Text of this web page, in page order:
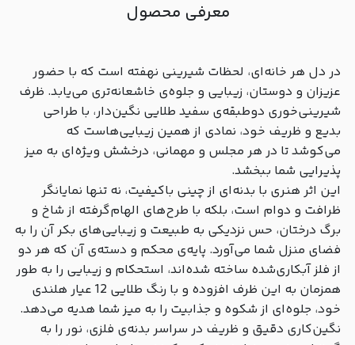
معرفی محصول
در دل هر خانه‌ای، لحظات شیرینی نهفته است که با حضور
عزیزان و دوستان، زیبایی و جلوه‌ی خاشعانه‌تری می‌یابد. ظرف
شیرینی‌خوری دوطبقه‌ی سفید طلایی نگین‌دار، با طراحی
بدیع و ظریف خود، نمادی از همین زیبایی‌هاست که
می‌کوشد تا در هر مجلس و مهمانی، درخشش ویژه‌ای به میز
پذیرایی شما ببخشد.
این اثر هنری با بدنه‌ای از چینی باکیفیت، نه تنها نمایانگر
ظرافت و دوام است، بلکه با طرح‌های الهام‌گرفته از شاخ و
برگ درختان، حس نزدیکی به طبیعت و زیبایی‌های بکر آن را به
فضای منزل شما می‌آورد. پایه‌ی محکم و دسته‌ی آن که هر دو
از فلز آبکاری‌شده ساخته شده‌اند، استحکام و زیبایی را به طور
همزمان به این ظرف افزوده و با رنگ طلایی 12 عیار هلندی
خود، جلوه‌ای از شکوه و جذابیت را به میز شما هدیه می‌دهد.
نگین‌کاری دقیق و ظریف در سراسر بدنه‌ی فلزی، نور را به